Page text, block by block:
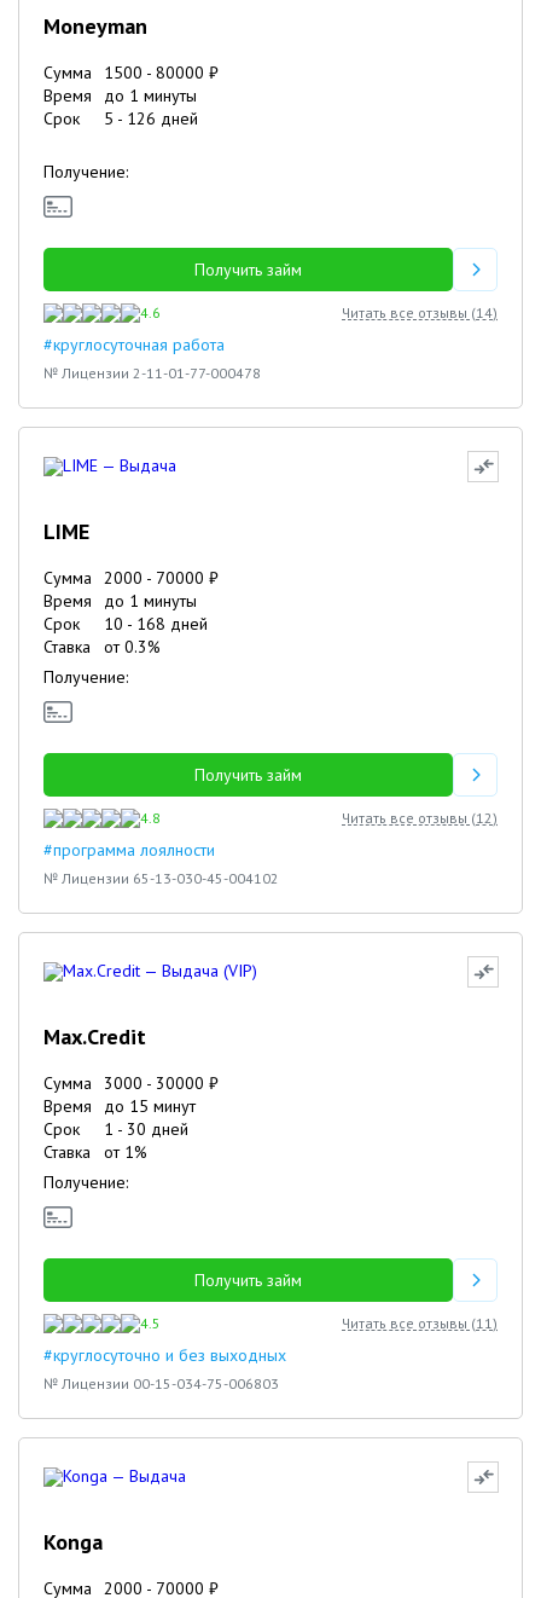
Moneyman
Сумма 1500 - 80000 ₽
Время
до 1 минуты
Срок
5 - 126 дней
Получение:
Получить займ
4.6 Читать все отзывы (14)
#круглосуточная работа
№ Лицензии 2-11-01-77-000478
LIME
Сумма 2000 - 70000 ₽
Время
до 1 минуты
Срок
10 - 168 дней
Ставка
от0.3%
Получение:
Получить займ
4.8 Читать все отзывы (12)
#программа лоялности
№ Лицензии 65-13-030-45-004102
Max.Credit
Сумма 3000 - 30000 ₽
Время
до 15 минут
Срок
1 - 30 дней
Ставка
от 1%
Получение:
Получить займ
4.5 Читать все отзывы (11)
#круглосуточно и без выходных
№ Лицензии 00-15-034-75-006803
Konga
Сумма 2000 - 70000 ₽